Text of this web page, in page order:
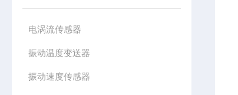
电涡流传感器
振动温度变送器
振动速度传感器